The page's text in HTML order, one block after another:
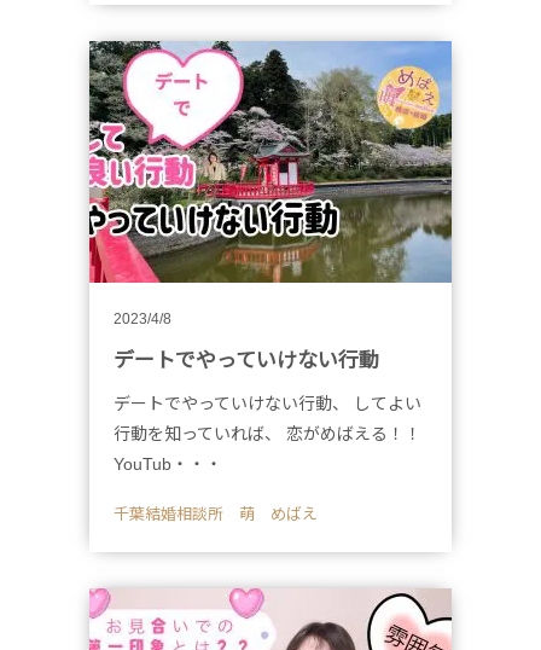
2023/4/8
デートでやっていけない行動
デートでやっていけない行動、 してよい
行動を知っていれば、 恋がめばえる！！
YouTub・・・
千葉結婚相談所 萌 めばえ